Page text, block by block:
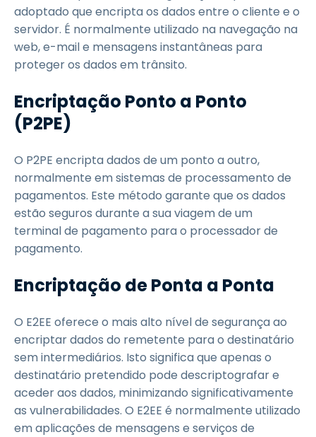
adoptado que encripta os dados entre o cliente e o
servidor. É normalmente utilizado na navegação na
web, e-mail e mensagens instantâneas para
proteger os dados em trânsito.
Encriptação Ponto a Ponto
(P2PE)
O P2PE encripta dados de um ponto a outro,
normalmente em sistemas de processamento de
pagamentos. Este método garante que os dados
estão seguros durante a sua viagem de um
terminal de pagamento para o processador de
pagamento.
Encriptação de Ponta a Ponta
O E2EE oferece o mais alto nível de segurança ao
encriptar dados do remetente para o destinatário
sem intermediários. Isto significa que apenas o
destinatário pretendido pode descriptografar e
aceder aos dados, minimizando significativamente
as vulnerabilidades. O E2EE é normalmente utilizado
em aplicações de mensagens e serviços de